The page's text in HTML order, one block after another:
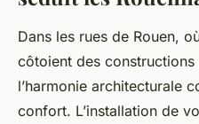
Dans les rues de Rouen,
côtoient des
l’harmonie architecturale
confort. L’installation de